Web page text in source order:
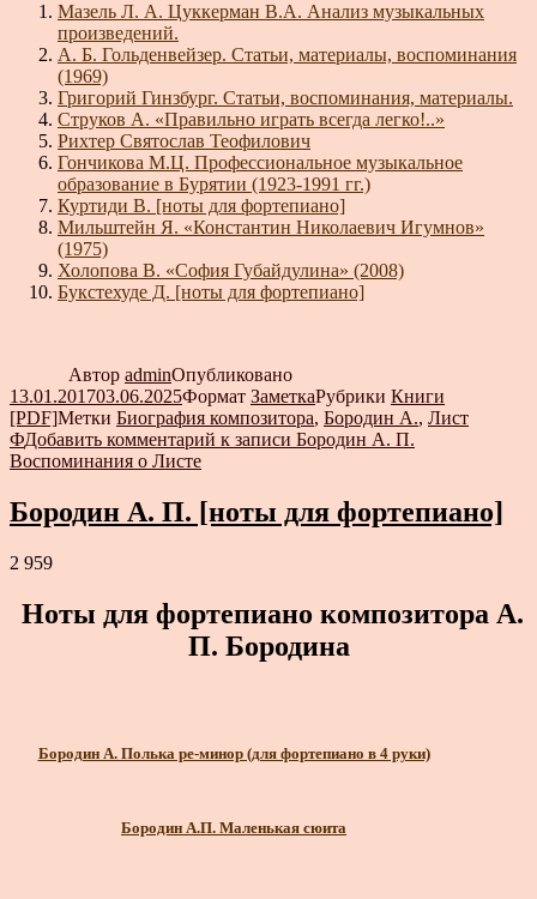
Мазель Л. А. Цуккерман В.А. Анализ музыкальных
произведений.
А. Б. Гольденвейзер. Статьи, материалы, воспоминания
(1969)
Григорий Гинзбург. Статьи, воспоминания, материалы.
Струков А. «Правильно играть всегда легко!..»
Рихтер Святослав Теофилович
Гончикова М.Ц. Профессиональное музыкальное
образование в Бурятии (1923-1991 гг.)
Куртиди В. [ноты для фортепиано]
Мильштейн Я. «Константин Николаевич Игумнов»
(1975)
Холопова В. «София Губайдулина» (2008)
Букстехуде Д. [ноты для фортепиано]
Автор adminОпубликовано
13.01.201703.06.2025Формат ЗаметкаРубрики Книги
[PDF]Метки Биография композитора, Бородин А., Лист
ФДобавить комментарий к записи Бородин А. П.
Воспоминания о Листе
Бородин А. П. [ноты для фортепиано]
2 959
Ноты для фортепиано композитора А.
П. Бородина
Бородин А. Полька ре-минор (для фортепиано в 4 руки)
Бородин А.П. Маленькая сюита